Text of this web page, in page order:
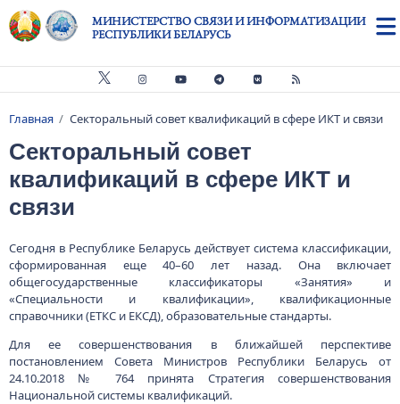
Перейти к основному содержанию
МИНИСТЕРСТВО СВЯЗИ И ИНФОРМАТИЗАЦИИ
РЕСПУБЛИКИ БЕЛАРУСЬ
Строка навигации
Главная Секторальный совет квалификаций в сфере ИКТ и связи
Секторальный совет
квалификаций в сфере ИКТ и
связи
Сегодня в Республике Беларусь действует система классификации,
сформированная еще 40–60 лет назад. Она включает
общегосударственные классификаторы «Занятия» и
«Специальности и квалификации», квалификационные
справочники (ЕТКС и ЕКСД), образовательные стандарты.
Для ее совершенствования в ближайшей перспективе
постановлением Совета Министров Республики Беларусь от
24.10.2018 № 764 принята Стратегия совершенствования
Национальной системы квалификаций.